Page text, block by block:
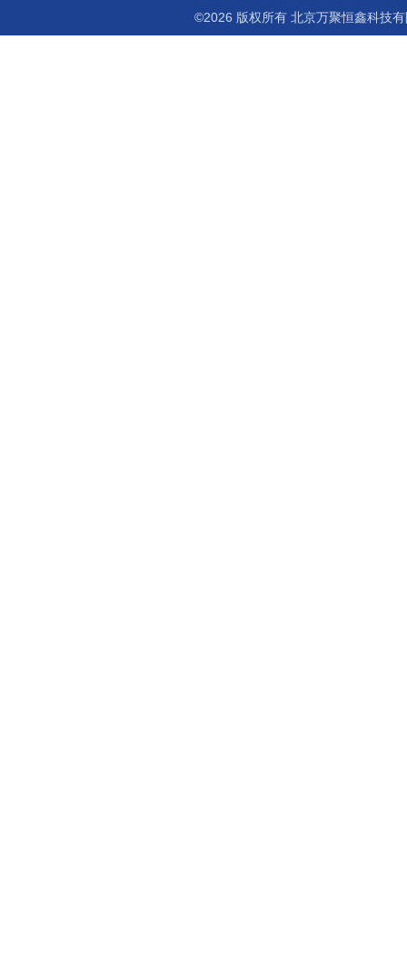
©2026 版权所有 北京万聚恒鑫科技